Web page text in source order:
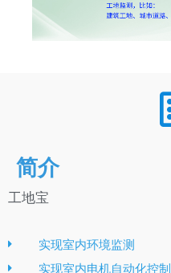
简介
工地宝
实现室内环境监测
实现室内电机自动化控制